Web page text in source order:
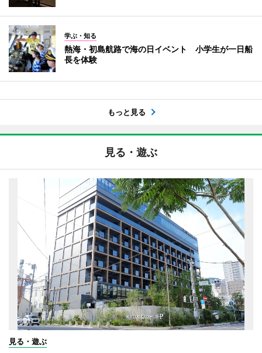
学ぶ・知る
熱海・初島航路で海の日イベント 小学生が一日船
長を体験
もっと見る
見る・遊ぶ
見る・遊ぶ